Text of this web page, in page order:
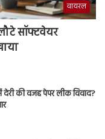
वायरल
सॉफ्टवेयर
की वजह पेपर लीक विवाद?